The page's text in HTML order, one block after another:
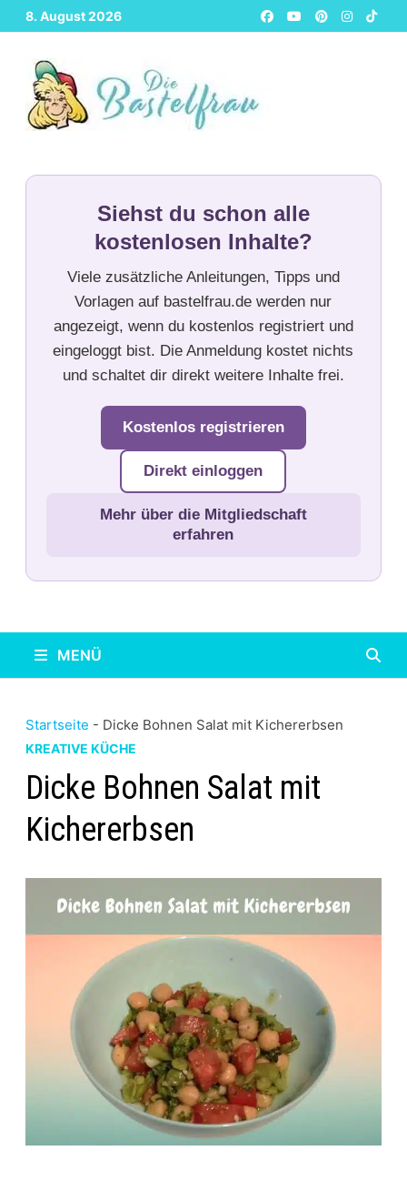
Zurück
zum
Inhalt
8. August 2026
Siehst du schon alle
kostenlosen Inhalte?
Viele zusätzliche Anleitungen, Tipps und
Vorlagen auf bastelfrau.de werden nur
angezeigt, wenn du kostenlos registriert und
eingeloggt bist. Die Anmeldung kostet nichts
und schaltet dir direkt weitere Inhalte frei.
Kostenlos registrieren
Direkt einloggen
Mehr über die Mitgliedschaft
erfahren
MENÜ
Startseite - Dicke Bohnen Salat mit Kichererbsen
KREATIVE KÜCHE
Dicke Bohnen Salat mit
Kichererbsen